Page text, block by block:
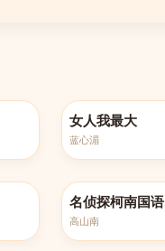
女人我最大
蓝心湄
名侦探柯南国语
高山南